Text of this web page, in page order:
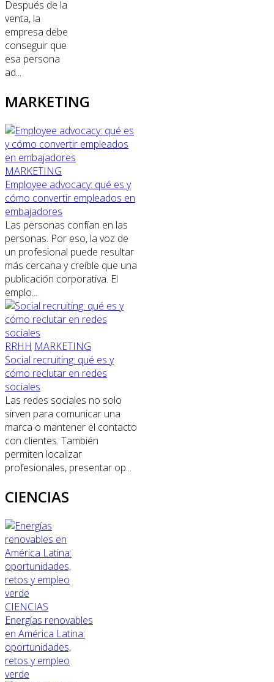
Después de la
venta, la
empresa debe
conseguir que
esa persona
ad...
MARKETING
MARKETING
Employee advocacy: qué es y
cómo convertir empleados en
embajadores
Las personas confían en las
personas. Por eso, la voz de
un profesional puede resultar
más cercana y creíble que una
publicación corporativa. El
emplo...
RRHH MARKETING
Social recruiting: qué es y
cómo reclutar en redes
sociales
Las redes sociales no solo
sirven para comunicar una
marca o mantener el contacto
con clientes. También
permiten localizar
profesionales, presentar op...
CIENCIAS
CIENCIAS
Energías renovables
en América Latina:
oportunidades,
retos y empleo
verde